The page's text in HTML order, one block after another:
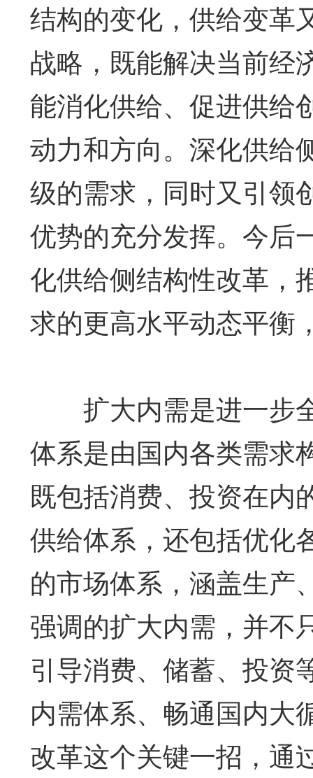
结构的变化，供给变革
战略，既能解决当前经
能消化供给、促进供给
动力和方向。深化供给
级的需求，同时又引领
优势的充分发挥。今后
化供给侧结构性改革，
求的更高水平动态平衡
扩大内需是进一步
体系是由国内各类需求
既包括消费、投资在内
供给体系，还包括优化
的市场体系，涵盖生产
强调的扩大内需，并不
引导消费、储蓄、投资
内需体系、畅通国内大
改革这个关键一招，通